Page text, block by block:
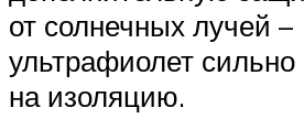
от солнечных лучей –
ультрафиолет сильно
на изоляцию.